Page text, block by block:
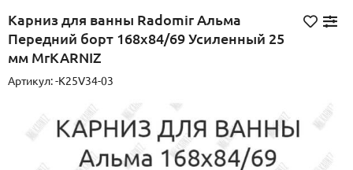
Карниз для ванны Radomir Альма
Передний борт 168х84/69 Усиленный 25
мм MrKARNIZ
Артикул:-K25V34-03